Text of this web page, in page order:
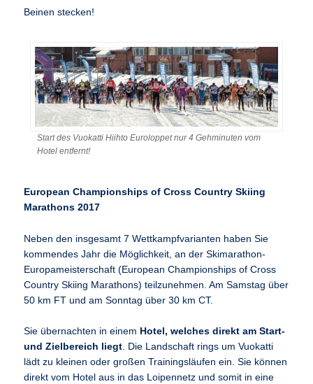
Beinen stecken!
Start des Vuokatti Hiihto Euroloppet nur 4 Gehminuten vom
Hotel entfernt!
European Championships of Cross Country Skiing
Marathons 2017
Neben den insgesamt 7 Wettkampfvarianten haben Sie
kommendes Jahr die Möglichkeit, an der Skimarathon-
Europameisterschaft (European Championships of Cross
Country Skiing Marathons) teilzunehmen. Am Samstag über
50 km FT und am Sonntag über 30 km CT.
Sie übernachten in einem Hotel, welches direkt am Start-
und Zielbereich liegt . Die Landschaft rings um Vuokatti
lädt zu kleinen oder großen Trainingsläufen ein. Sie können
direkt vom Hotel aus in das Loipennetz und somit in eine